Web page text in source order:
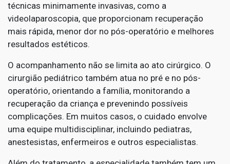
técnicas minimamente invasivas, como a
videolaparoscopia, que proporcionam recuperação
mais rápida, menor dor no pós-operatório e melhores
resultados estéticos.
O acompanhamento não se limita ao ato cirúrgico. O
cirurgião pediátrico também atua no pré e no pós-
operatório, orientando a família, monitorando a
recuperação da criança e prevenindo possíveis
complicações. Em muitos casos, o cuidado envolve
uma equipe multidisciplinar, incluindo pediatras,
anestesistas, enfermeiros e outros especialistas.